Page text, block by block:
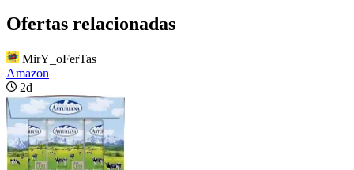
Ofertas relacionadas
MirY_oFerTas
Amazon
2d